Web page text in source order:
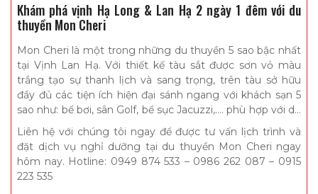
Khám phá vịnh Hạ Long & Lan Hạ 2 ngày 1 đêm với du
thuyền Mon Cheri
Mon Cheri là một trong những du thuyền 5 sao bậc nhất
tại Vịnh Lan Hạ. Với thiết kế tàu sắt được sơn vỏ màu
trắng tạo sự thanh lịch và sang trọng, trên tàu sở hữu
đầy đủ các tiện ích hiện đại sánh ngang với khách sạn 5
sao như: bể bơi, sân Golf, bể sục Jacuzzi,…. phù hợp với du
khách trong nước lẫn khách quốc tế.
Liên hệ với chúng tôi ngay để được tư vấn lịch trình và
đặt dịch vụ nghỉ dưỡng tại du thuyền Mon Cheri ngay
hôm nay. Hotline: 0949 874 533 – 0986 262 087 – 0915
223 535